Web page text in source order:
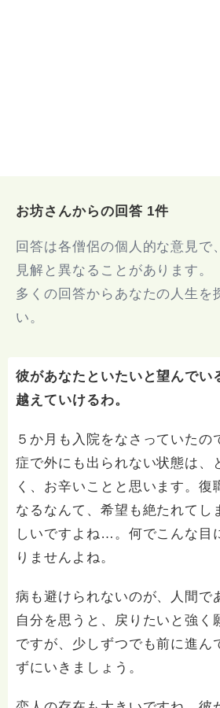
お坊さんからの回答 1件
回答は各僧侶の個人的な意見で
見解と異なることがあります。
多くの回答からあなたの人生を
い。
彼があなたといたいと望んでい
越えていけるわ。
５か月も入院をなさっていたの
症で外にも出られない状態は、
く、お辛いことと思います。復
なるなんて、希望も絶たれてし
しいですよね…。何でこんな目
りませんよね。
病も避けられないのが、人間で
自分を思うと、戻りたいと強く
ですが、少しずつでも前に進ん
ずにいきましょう。